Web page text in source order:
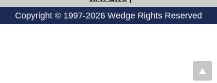
Copyright © 1997-2026 Wedge Rights Reserved